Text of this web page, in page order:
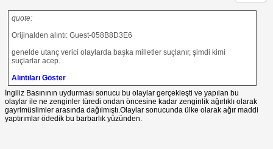
quote:
Orijinalden alıntı: Guest-058B8D3E6
genelde utanç verici olaylarda başka milletler suçlanır, şimdi kimi
suçlarlar acep.
Alıntıları Göster
İngiliz Basınının uydurması sonucu bu olaylar gerçekleşti ve yapılan bu
olaylar ile ne zenginler türedi ondan öncesine kadar zenginlik ağırlıklı olarak
gayrimüslimler arasında dağılmıştı.Olaylar sonucunda ülke olarak ağır maddi
yaptırımlar ödedik bu barbarlık yüzünden.